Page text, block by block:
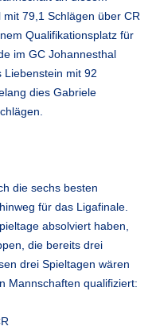
79,1 Schlägen über CR
Qualifikationsplatz für
im GC Johannesthal
Liebenstein mit 92
dies Gabriele
die sechs besten
für das Ligafinale.
absolviert haben,
die bereits drei
drei Spieltagen wären
Mannschaften qualifiziert: